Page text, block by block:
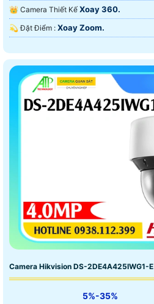
👑 Camera Thiết Kế Xoay 360.
️💫 Đặt Điểm : Xoay Zoom.
Camera Hikvision DS-2DE4A425IWG1-E
5%-35%